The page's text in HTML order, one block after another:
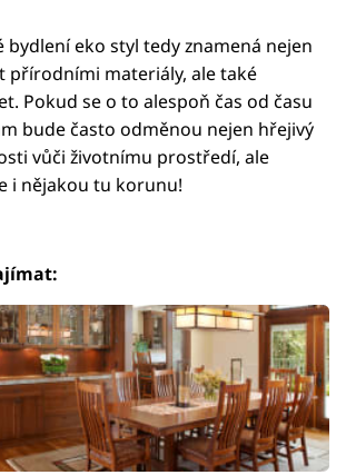
bydlení eko styl tedy znamená nejen
přírodními materiály, ale také
Pokud se o to alespoň čas od času
bude často odměnou nejen hřejivý
vůči životnímu prostředí, ale
i nějakou tu korunu!